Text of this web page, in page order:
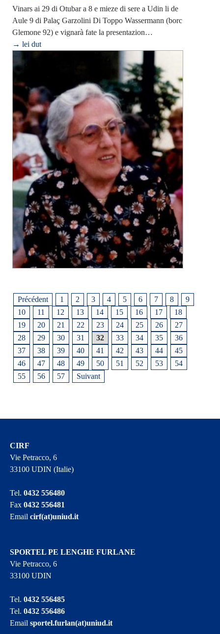
Vinars ai 29 di Otubar a 8 e mieze di sere a Udin li de
Aule 9 di Palaç Garzolini Di Toppo Wassermann (borc
Glemone 92) e vignarà fate la presentazion…
→ lei dut
Précédent 1 2 3 4 5 6 7 8
9
10
11 12 13 14 15 16 17
18
19
20 21 22 23 24 25 26
27
28
29 30 31 32 33 34 35
36
37
38 39 40 41 42 43 44
45
46
47 48 49 50 51 52 53
54
55
56 57 Suivant
CIRF
Vie Petracco, 6
33100 UDIN (Italie)
Tel.0432 556480
Fax0432 556481
Emailcirf(at)uniud.it
SPORTEL PE LENGHE FURLANE
Vie Petracco, 6
33100 UDIN
Tel.0432 556485
Tel.0432 556486
Emailsportel.furlan(at)uniud.it